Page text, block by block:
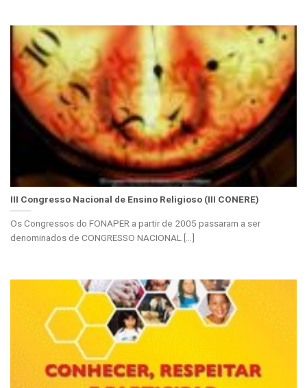
III Congresso Nacional de Ensino Religioso (III CONERE)
Os Congressos do FONAPER a partir de 2005 passaram a ser
denominados de CONGRESSO NACIONAL [...]